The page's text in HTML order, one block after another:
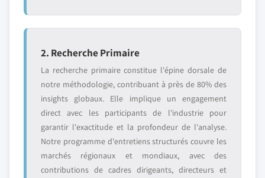
2. Recherche Primaire
La recherche primaire constitue l'épine dorsale de
notre méthodologie, contribuant à près de 80% des
insights globaux. Elle implique un engagement
direct avec les participants de l'industrie pour
garantir l'exactitude et la profondeur de l'analyse.
Notre programme d'entretiens structurés couvre les
marchés régionaux et mondiaux, avec des
contributions de cadres dirigeants, directeurs et